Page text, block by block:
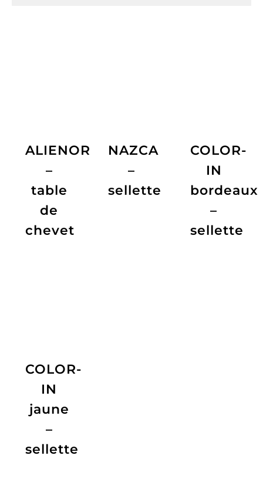
ALIENOR
–
table
de
chevet
NAZCA
–
sellette
COLOR-
IN
bordeaux
–
sellette
COLOR-
IN
jaune
–
sellette